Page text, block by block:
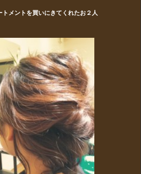
メントを買いにきてくれたお２人